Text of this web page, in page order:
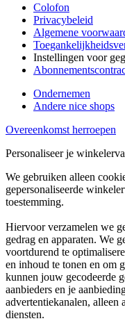
Colofon
Privacybeleid
Algemene
Instellingen voor
Ondernemen
Andere nice shops
Overeenkomst herroepen
Personaliseer je
We gebruiken alleen
gepersonaliseerde
toestemming.
Hiervoor verzamelen we
gedrag en apparaten. We
voortdurend te
en inhoud te tonen en om
kunnen jouw gecodeerde
aanbieders en je
advertentiekanalen, alleen
diensten.